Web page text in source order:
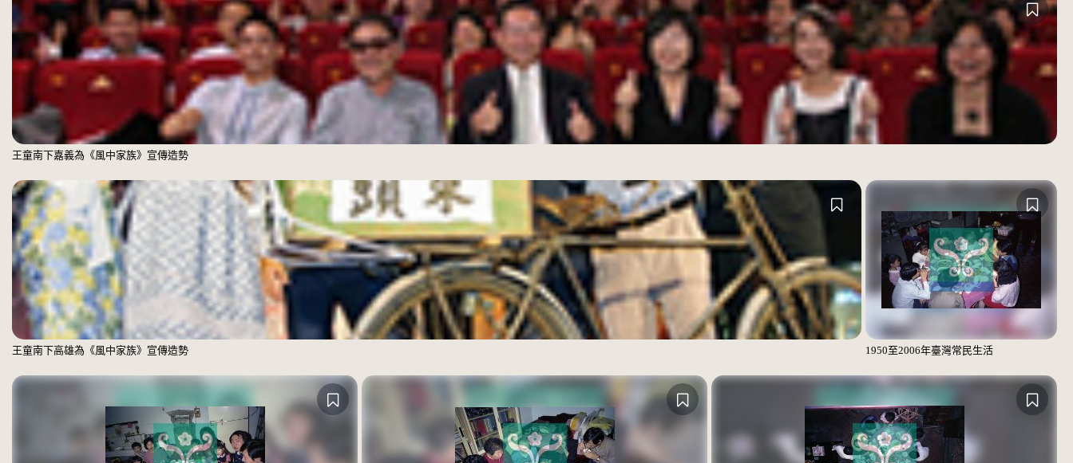
王童南下嘉義為《風中家族》宣傳造勢
王童南下高雄為《風中家族》宣傳造勢 1950至2006年臺灣常民生活